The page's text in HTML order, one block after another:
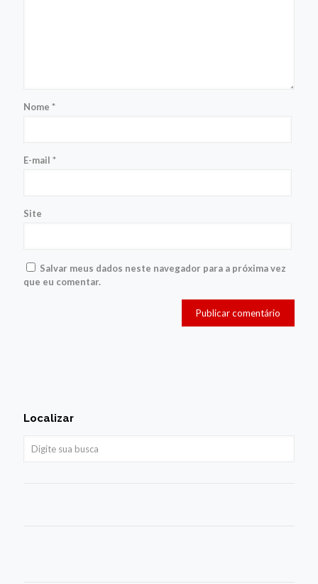
Nome *
E-mail *
Site
Salvar meus dados neste navegador para a próxima vez
que eu comentar.
Localizar